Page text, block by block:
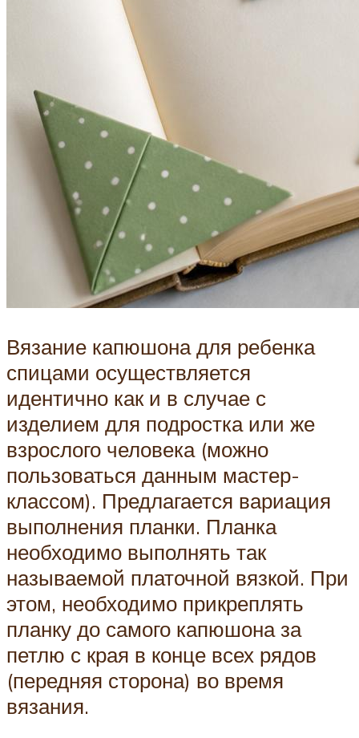
Вязание капюшона для ребенка
спицами осуществляется
идентично как и в случае с
изделием для подростка или же
взрослого человека (можно
пользоваться данным мастер-
классом). Предлагается вариация
выполнения планки. Планка
необходимо выполнять так
называемой платочной вязкой. При
этом, необходимо прикреплять
планку до самого капюшона за
петлю с края в конце всех рядов
(передняя сторона) во время
вязания.